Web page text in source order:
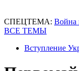
СПЕЦТЕМА: Война
ВСЕ ТЕМЫ
Вступление